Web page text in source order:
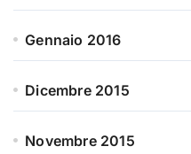
Gennaio 2016
Dicembre 2015
Novembre 2015